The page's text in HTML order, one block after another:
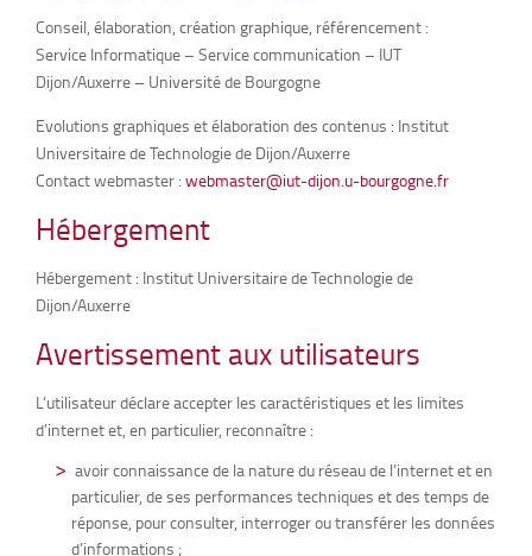
Conseil, élaboration, création graphique, référencement :
Service Informatique – Service communication – IUT
Dijon/Auxerre – Université de Bourgogne
Evolutions graphiques et élaboration des contenus : Institut
Universitaire de Technologie de Dijon/Auxerre
Contact webmaster : webmaster@iut-dijon.u-bourgogne.fr
Hébergement
Hébergement : Institut Universitaire de Technologie de
Dijon/Auxerre
Avertissement aux utilisateurs
L’utilisateur déclare accepter les caractéristiques et les limites
d’internet et, en particulier, reconnaître :
avoir connaissance de la nature du réseau de l’internet et en
particulier, de ses performances techniques et des temps de
réponse, pour consulter, interroger ou transférer les données
d’informations ;